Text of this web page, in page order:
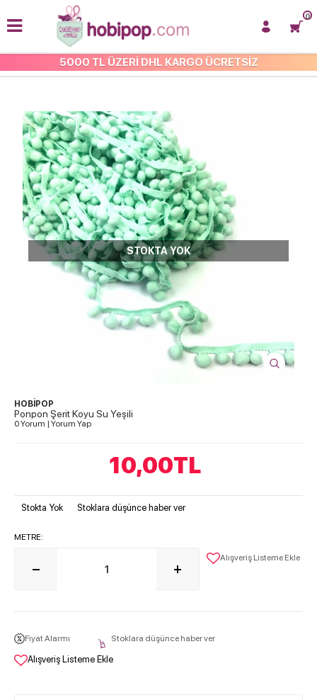
5000 TL ÜZERİ DHL KARGO ÜCRETSİZ
0
ŞERİT PONPONLAR
STOKTA YOK
HOBİPOP
Ponpon Şerit Koyu Su Yeşili
0 Yorum | Yorum Yap
10,00TL
Stokta Yok Stoklara düşünce haber ver
METRE:
Alışveriş Listeme Ekle
Fiyat Alarmı Stoklara düşünce haber ver
Alışveriş Listeme Ekle